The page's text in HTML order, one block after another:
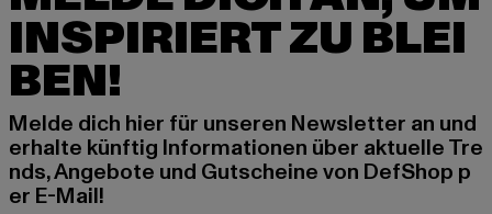
INSPIRIERT ZU BLEI
BEN!
Melde dich hier für unseren Newsletter an und
erhalte künftig Informationen über aktuelle Tre
nds, Angebote und Gutscheine von DefShop p
er E-Mail!